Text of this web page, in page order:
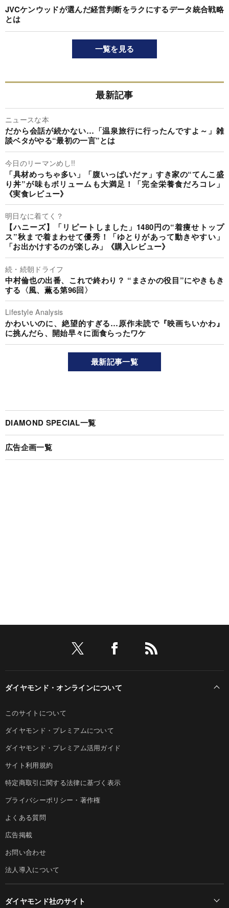
JVCケンウッドが選んだ経営判断をラクにするデータ統合戦略
とは
一覧を見る
最新記事
ニュースな本
だから会話が続かない…「温泉旅行に行ったんですよ～」雑
談ベタがやる“最初の一言”とは
今日のリーマンめし!!
「具材めっちゃ多い」「腹いっぱいだァ」すき家の“てんこ盛
り丼”が味もボリュームも大満足！「完全栄養食だろコレ」
《実食レビュー》
明日なに着てく？
【ハニーズ】「リピートしました」1480円の“着痩せトップ
ス”秋まで着まわせて優秀！「ゆとりがあって動きやすい」
「お出かけするのが楽しみ」《購入レビュー》
続・続朝ドライフ
中村倫也の出番、これで終わり？ “まさかの役目”にやきもき
する〈風、薫る第96回〉
Lifestyle Analysis
かわいいのに、絶望的すぎる…原作未読で『映画ちいかわ』
に挑んだら、開始早々に面食らったワケ
最新記事一覧
DIAMOND SPECIAL一覧
広告企画一覧
ダイヤモンド・オンラインについて
このサイトについて
ダイヤモンド・プレミアムについて
ダイヤモンド・プレミアム活用ガイド
サイト利用規約
特定商取引に関する法律に基づく表示
プライバシーポリシー・著作権
よくある質問
広告掲載
お問い合わせ
法人導入について
ダイヤモンド社のサイト